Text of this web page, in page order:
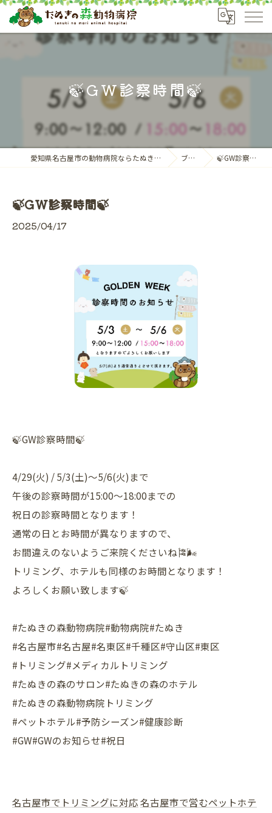
🍃GW診察時間🍃
愛知県名古屋市の動物病院ならたぬきの森動物病院 ブログ 🍃GW診察時間🍃
🍃GW診察時間🍃
2025/04/17
🍃GW診察時間🍃
4/29(火) / 5/3(土)〜5/6(火)まで
午後の診察時間が15:00〜18:00までの
祝日の診察時間となります！
通常の日とお時間が異なりますので、
お間違えのないようご来院くださいね🎏🌬️
トリミング、ホテルも同様のお時間となります！
よろしくお願い致します🍃
#たぬきの森動物病院#動物病院#たぬき
#名古屋市#名古屋#名東区#千種区#守山区#東区
#トリミング#メディカルトリミング
#たぬきの森のサロン#たぬきの森のホテル
#たぬきの森動物病院トリミング
#ペットホテル#予防シーズン#健康診断
#GW#GWのお知らせ#祝日
名古屋市でトリミングに対応名古屋市で営むペットホテ